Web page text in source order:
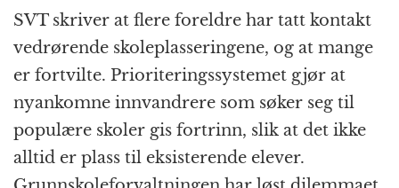
SVT skriver at flere foreldre har tatt kontakt
vedrørende skoleplasseringene, og at mange
er fortvilte. Prioriteringssystemet gjør at
nyankomne innvandrere som søker seg til
populære skoler gis fortrinn, slik at det ikke
alltid er plass til eksisterende elever.